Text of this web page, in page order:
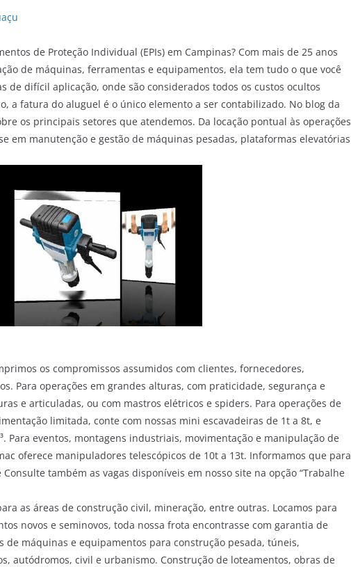
de Proteção Individual (EPIs) em Campinas? Com mais de 25 anos
de máquinas, ferramentas e equipamentos, ela tem tudo o que você
de difícil aplicação, onde são considerados todos os custos ocultos
a fatura do aluguel é o único elemento a ser contabilizado. No blog da
os principais setores que atendemos. Da locação pontual às operações
em manutenção e gestão de máquinas pesadas, plataformas elevatórias
os compromissos assumidos com clientes, fornecedores,
Para operações em grandes alturas, com praticidade, segurança e
e articuladas, ou com mastros elétricos e spiders. Para operações de
limitada, conte com nossas mini escavadeiras de 1t a 8t, e
Para eventos, montagens industriais, movimentação e manipulação de
oferece manipuladores telescópicos de 10t a 13t. Informamos que para
também as vagas disponíveis em nosso site na opção “Trabalhe
as áreas de construção civil, mineração, entre outras. Locamos para
novos e seminovos, toda nossa frota encontrasse com garantia de
de máquinas e equipamentos para construção pesada, túneis,
autódromos, civil e urbanismo. Construção de loteamentos, obras de